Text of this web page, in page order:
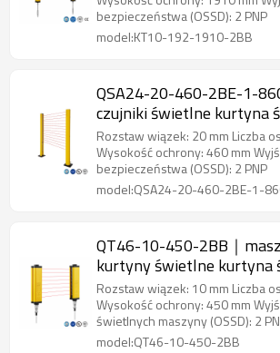
bezpieczeństwa (OSSD): 2 PNP
model:KT10-192-1910-2BB
QSA24-20-460-2BE-1-
czujniki świetlne kurtyna
bezpieczeństwa｜
Rozstaw wiązek: 20 mm Liczba
Wysokość ochrony: 460 mm
bezpieczeństwa (OSSD): 2 PNP
model:QSA24-20-460-2BE-1-
QT46-10-450-2BB｜
kurtyny świetlne kurtyna
bezpieczeństwa｜
Rozstaw wiązek: 10 mm Liczba
Wysokość ochrony: 450 mm
świetlnych maszyny (OSSD): 2
model:QT46-10-450-2BB